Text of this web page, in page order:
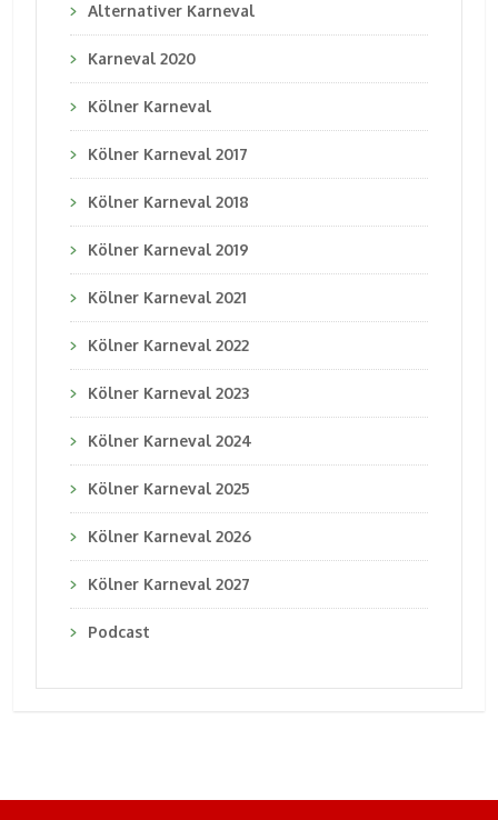
Alternativer Karneval
Karneval 2020
Kölner Karneval
Kölner Karneval 2017
Kölner Karneval 2018
Kölner Karneval 2019
Kölner Karneval 2021
Kölner Karneval 2022
Kölner Karneval 2023
Kölner Karneval 2024
Kölner Karneval 2025
Kölner Karneval 2026
Kölner Karneval 2027
Podcast